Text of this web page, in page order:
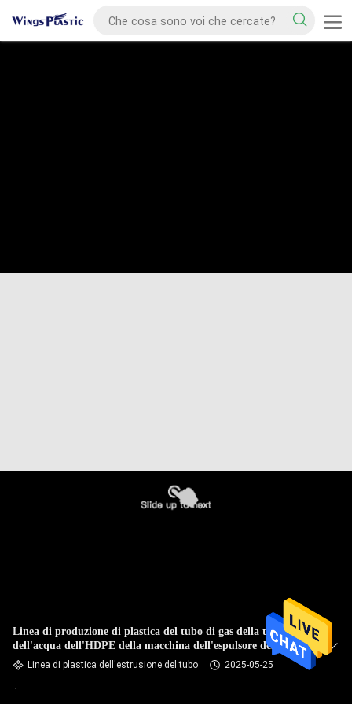
Linea di produzione di plastica del tubo di gas della tubatura
dell'acqua dell'HDPE della macchina dell'espulsore del tubo
della singola vite
Linea di plastica dell'estrusione del tubo 2025-05-25